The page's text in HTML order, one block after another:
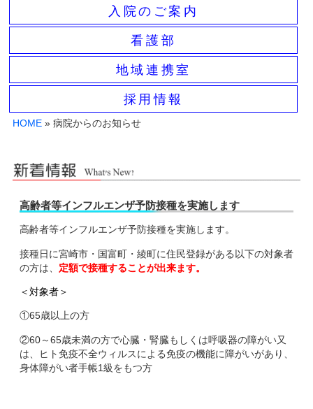
入院のご案内
看護部
地域連携室
採用情報
HOME» 病院からのお知らせ
高齢者等インフルエンザ予防接種を実施します
高齢者等インフルエンザ予防接種を実施します。
接種日に宮崎市・国富町・綾町に住民登録がある以下の対象者
の方は、 定額で接種することが出来ます。
＜対象者＞
①65歳以上の方
②60～65歳未満の方で心臓・腎臓もしくは呼吸器の障がい又
は、ヒト免疫不全ウィルスによる免疫の機能に障がいがあり、
身体障がい者手帳1級をもつ方